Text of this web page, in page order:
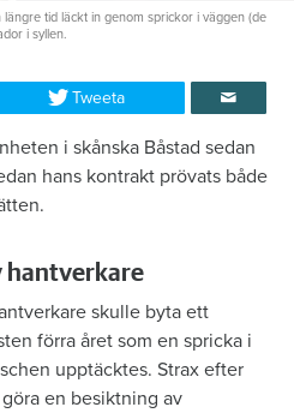
tid läckt in genom sprickor i väggen (de
i syllen.
Tweeta
i skånska Båstad sedan
hans kontrakt prövats både
hantverkare
skulle byta ett
förra året som en spricka i
upptäcktes. Strax efter
en besiktning av